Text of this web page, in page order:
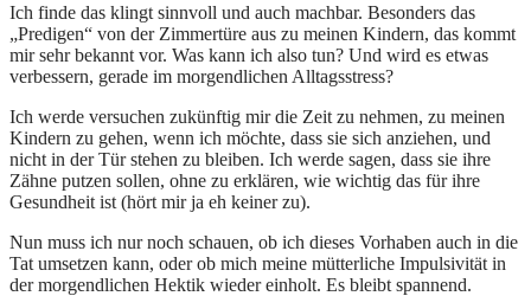
Ich finde das klingt sinnvoll und auch machbar. Besonders das
„Predigen“ von der Zimmertüre aus zu meinen Kindern, das kommt
mir sehr bekannt vor. Was kann ich also tun? Und wird es etwas
verbessern, gerade im morgendlichen Alltagsstress?
Ich werde versuchen zukünftig mir die Zeit zu nehmen, zu meinen
Kindern zu gehen, wenn ich möchte, dass sie sich anziehen, und
nicht in der Tür stehen zu bleiben. Ich werde sagen, dass sie ihre
Zähne putzen sollen, ohne zu erklären, wie wichtig das für ihre
Gesundheit ist (hört mir ja eh keiner zu).
Nun muss ich nur noch schauen, ob ich dieses Vorhaben auch in die
Tat umsetzen kann, oder ob mich meine mütterliche Impulsivität in
der morgendlichen Hektik wieder einholt. Es bleibt spannend.